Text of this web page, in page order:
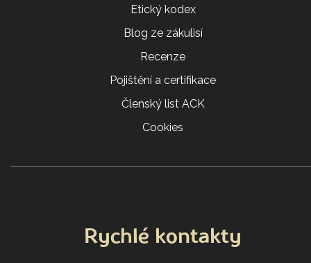
Etický kodex
Blog ze zákulisí
Recenze
Pojištění a certifikace
Členský list ACK
Cookies
Rychlé kontakty